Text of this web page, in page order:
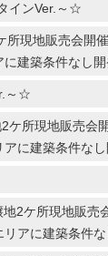
インVer.～☆
現地販売会開
建築条件なし開
～☆
ケ所現地販売会
に建築条件なし
2ケ所現地販売
アに建築条件